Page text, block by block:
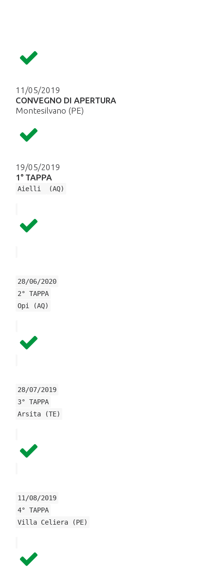
11/05/2019
CONVEGNO DI APERTURA
Montesilvano (PE)
19/05/2019
1° TAPPA
Aielli (AQ)
28/06/2020
2° TAPPA
Opi (AQ)
28/07/2019
3° TAPPA
Arsita (TE)
11/08/2019
4° TAPPA
Villa Celiera (PE)